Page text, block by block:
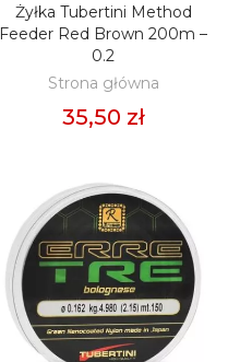
DODAJ DO KOSZYKA
Żyłka Tubertini Method
Feeder Red Brown 200m –
0.2
Strona główna
35,50 zł